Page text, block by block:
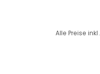
Alle Preise